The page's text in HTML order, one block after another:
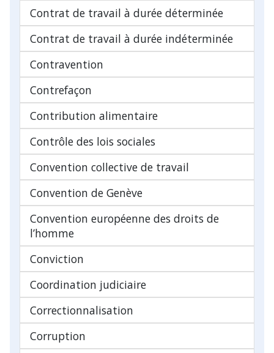
Contrat de travail à durée déterminée
Contrat de travail à durée indéterminée
Contravention
Contrefaçon
Contribution alimentaire
Contrôle des lois sociales
Convention collective de travail
Convention de Genève
Convention européenne des droits de
l’homme
Conviction
Coordination judiciaire
Correctionnalisation
Corruption